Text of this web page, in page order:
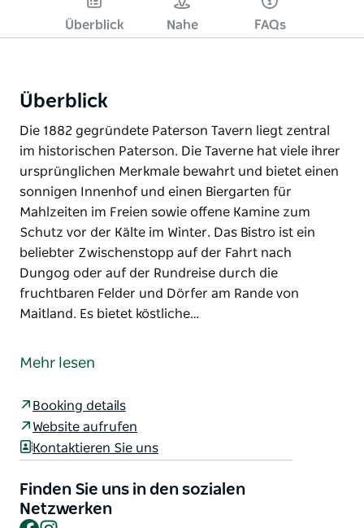
Überblick Nahe FAQs
Überblick
Die 1882 gegründete Paterson Tavern liegt zentral
im historischen Paterson. Die Taverne hat viele ihrer
ursprünglichen Merkmale bewahrt und bietet einen
sonnigen Innenhof und einen Biergarten für
Mahlzeiten im Freien sowie offene Kamine zum
Schutz vor der Kälte im Winter. Das Bistro ist ein
beliebter Zwischenstopp auf der Fahrt nach
Dungog oder auf der Rundreise durch die
fruchtbaren Felder und Dörfer am Rande von
Maitland. Es bietet köstliche…
im historischen Paterson. Die Taverne hat viele ihrer
Mahlzeiten im Freien sowie offene Kamine zum
Schutz vor der Kälte im Winter.
Das Bistro ist ein beliebter Zwischenstopp auf der
Fahrt nach Dungog oder auf der Rundreise durch
die fruchtbaren Felder und Dörfer am Rande von
Maitland. Es bietet köstliche saisonale,
Mehr lesen
Booking details
Website aufrufen
Kontaktieren Sie uns
Finden Sie uns in den sozialen
Netzwerken
Facebook